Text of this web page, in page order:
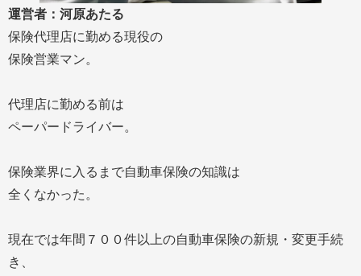
運営者：河原あたる
保険代理店に勤める現役の
保険営業マン。
代理店に勤める前は
ペーパードライバー。
保険業界に入るまで自動車保険の知識は
全くなかった。
現在では年間７００件以上の自動車保険の新規・変更手続
き、